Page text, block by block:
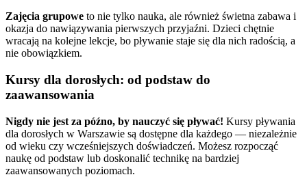
Zajęcia grupowe to nie tylko nauka, ale również świetna zabawa i
okazja do nawiązywania pierwszych przyjaźni. Dzieci chętnie
wracają na kolejne lekcje, bo pływanie staje się dla nich radością, a
nie obowiązkiem.
Kursy dla dorosłych: od podstaw do
zaawansowania
Nigdy nie jest za późno, by nauczyć się pływać! Kursy pływania
dla dorosłych w Warszawie są dostępne dla każdego — niezależnie
od wieku czy wcześniejszych doświadczeń. Możesz rozpocząć
naukę od podstaw lub doskonalić technikę na bardziej
zaawansowanych poziomach.